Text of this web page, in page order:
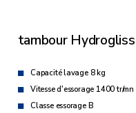
tambour
Capacité lavage 8 kg
Vitesse d'essorage 1400 tr/mn
Classe essorage B